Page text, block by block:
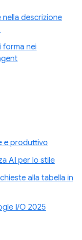
nella descrizione
forma nei
e produttivo
AI per lo stile
alla tabella in
I/O 2025